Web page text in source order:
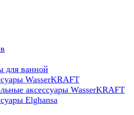
для ванной
WasserKRAFT
аксессуары WasserKRAFT
Elghansa